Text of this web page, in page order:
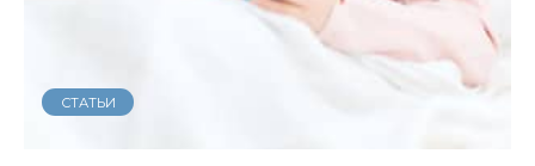
СТАТЬИ